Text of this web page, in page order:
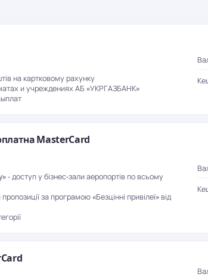
на картковому рахунку
и учреждениях АБ «УКРГАЗБАНК»
MasterCard
- доступ у бізнес-зали аеропортів по всьому
за програмою «Безцінні привілеї» від